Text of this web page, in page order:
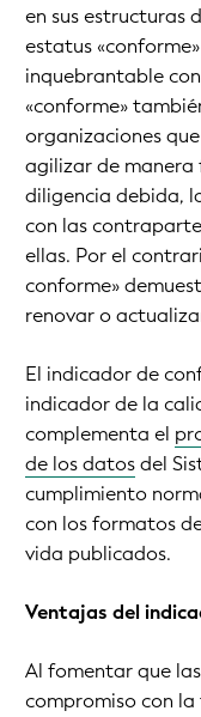
en sus estructuras
estatus
inquebrantable
«conforme»
organizaciones
agilizar de manera
diligencia debida,
con las
ellas. Por el
conforme»
renovar o
El indicador de
indicador de la
complementa el
de los datosdel
cumplimiento
con los formatos
vida publicados.
Ventajas del
Al fomentar que
compromiso con